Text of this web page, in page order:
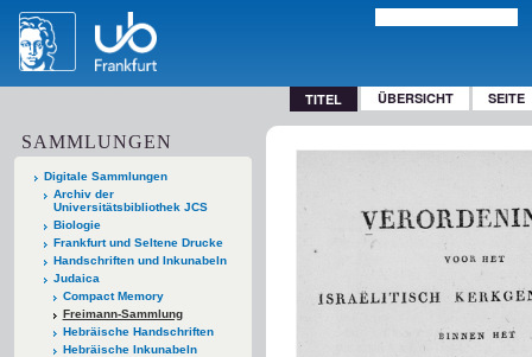
TITEL ÜBERSICHT SEITE
SAMMLUNGEN
Digitale Sammlungen
Archiv der
Universitätsbibliothek JCS
Biologie
Frankfurt und Seltene Drucke
Handschriften und Inkunabeln
Judaica
Compact Memory
Freimann-Sammlung
Hebräische Handschriften
Hebräische Inkunabeln